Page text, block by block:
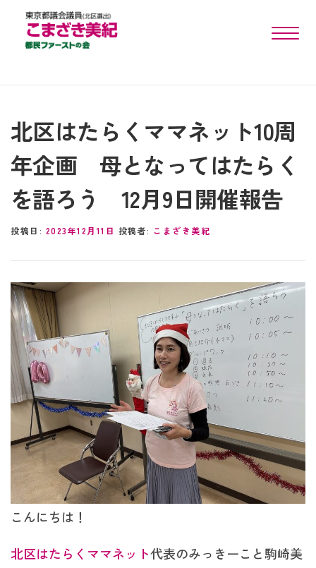
toggle
北区はたらくママネット10周
年企画 母となってはたらく
を語ろう 12月9日開催報告
投稿日: 2023年12月11日 投稿者: こまざき美紀
こんにちは！
北区はたらくママネット代表のみっきーこと駒崎美